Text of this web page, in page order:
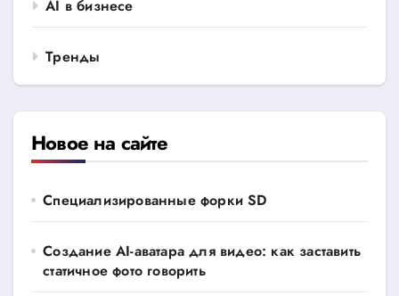
AI в бизнесе
Тренды
Новое на сайте
Специализированные форки SD
Создание AI-аватара для видео: как заставить
статичное фото говорить